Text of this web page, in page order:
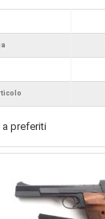
preferiti